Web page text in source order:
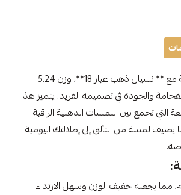
استمتع بإطلالة أنيقة مع **انسيال ذهب عيار 18**، وزن 5.24
والجودة في تصميمه الفريد. يتميز هذا
التي تجمع بين اللمسات الذهبية الراقية
يضيف لمسة من التألق إلى إطلالتك اليومية
جرام، مما يجعله خفيف الوزن وسهل الارتداء